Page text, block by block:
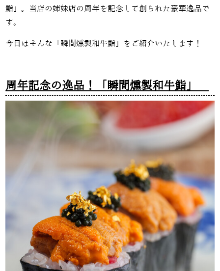
鮨」。当店の姉妹店の周年を記念して創られた豪華逸品で
す。
今日はそんな「 瞬間燻製和牛鮨」をご紹介いたします！
周年記念の逸品！「瞬間燻製和牛鮨」